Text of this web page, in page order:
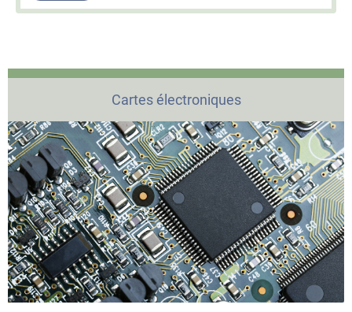
Cartes électroniques